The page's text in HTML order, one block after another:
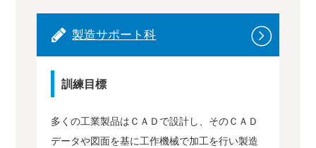
製造サポート科
訓練目標
多くの工業製品はＣＡＤで設計し、そのＣＡＤ
データや図面を基に工作機械で加工を行い製造